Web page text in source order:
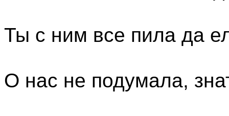
Ты с ним все пила да
О нас не подумала,